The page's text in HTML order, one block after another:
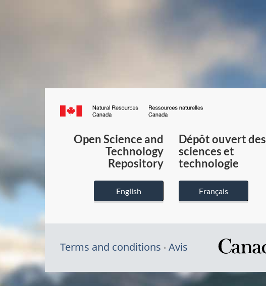
Canada.ca
du
Canada
Open Science and
Technology
Repository
English
Dépôt ouvert des
sciences et
technologie
Français
Terms and conditions Avis